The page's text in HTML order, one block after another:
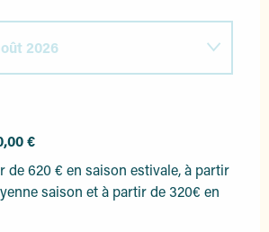
au3 juillet 2026
2026
3 octobre 2026
€
de 620 € en saison estivale, à partir
saison et à partir de 320€ en